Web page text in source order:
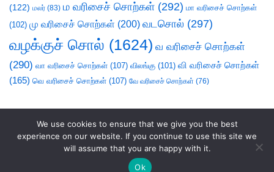
(122) மலர் (83) ம வரிசைச் சொற்கள் (292) மா வரிசைச் சொற்கள்
(102) மு வரிசைச் சொற்கள் (200) வடசொல் (297)
வழக்குச் சொல் (1624) வ வரிசைச் சொற்கள்
(290) வா வரிசைச் சொற்கள் (107) விலங்கு (101) வி வரிசைச் சொற்கள்
(165) வெ வரிசைச் சொற்கள் (107) வே வரிசைச் சொற்கள் (76)
We use cookies to ensure that we give you the best
experience on our website. If you continue to use this site we
will assume that you are happy with it.
Ok